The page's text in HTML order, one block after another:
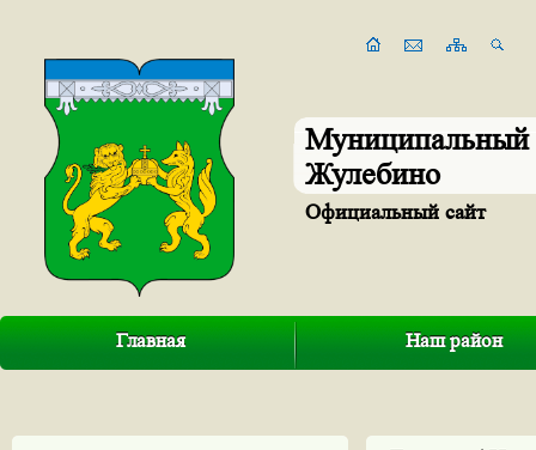
Муниципальный
Жулебино
Официальный сайт
Главная Наш район